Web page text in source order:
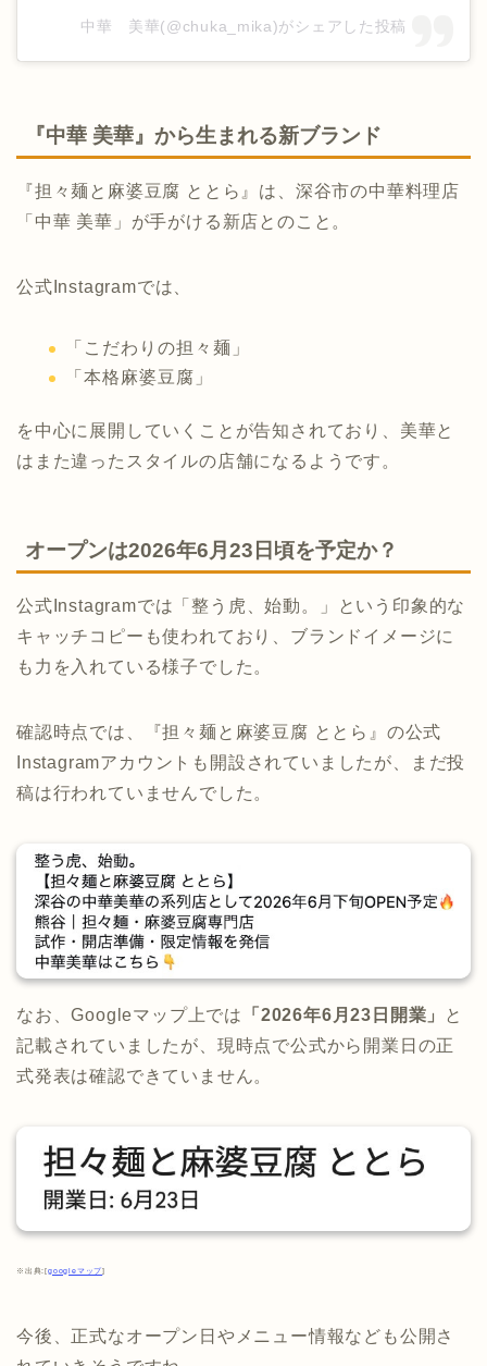
中華 美華(@chuka_mika)がシェアした投稿
『中華 美華』から生まれる新ブランド
『担々麺と麻婆豆腐 ととら』は、深谷市の中華料理店
「中華 美華」が手がける新店とのこと。
公式Instagramでは、
「こだわりの担々麺」
「本格麻婆豆腐」
を中心に展開していくことが告知されており、美華と
はまた違ったスタイルの店舗になるようです。
オープンは2026年6月23日頃を予定か？
公式Instagramでは「整う虎、始動。」という印象的な
キャッチコピーも使われており、ブランドイメージに
も力を入れている様子でした。
確認時点では、『担々麺と麻婆豆腐 ととら』の公式
Instagramアカウントも開設されていましたが、まだ投
稿は行われていませんでした。
なお、Googleマップ上では 「2026年6月23日開業」
と
記載されていましたが、現時点で公式から開業日の正
式発表は確認できていません。
※出典:[googleマップ]
今後、正式なオープン日やメニュー情報なども公開さ